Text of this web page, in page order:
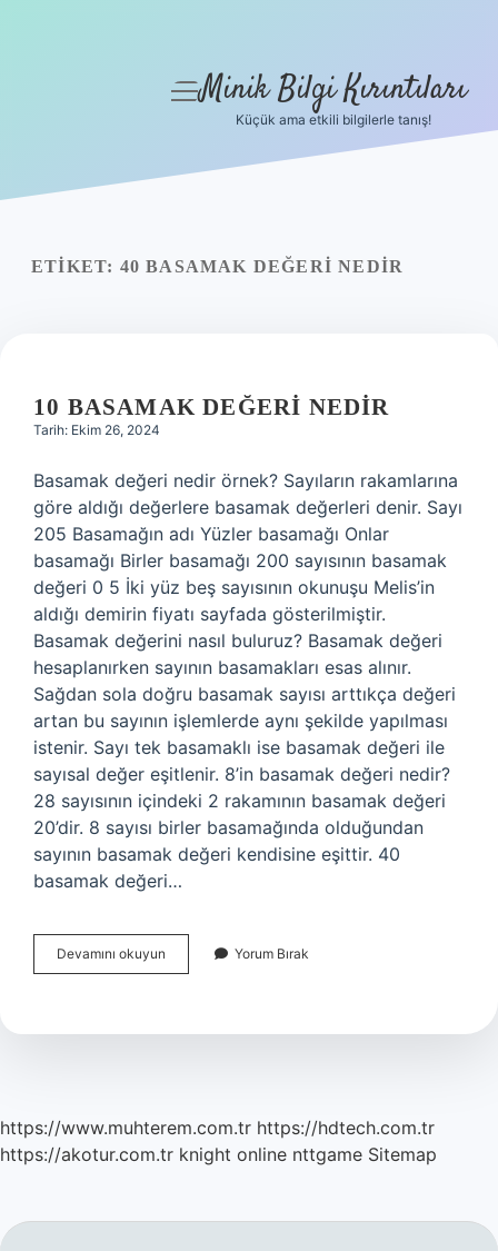
Yasal Uyarı
menüyü
Minik Bilgi Kırıntıları
Küçük ama etkili bilgilerle tanış!
ETIKET: 40 BASAMAK DEĞERI NEDIR
10 BASAMAK DEĞERI NEDIR
Tarih: Ekim 26, 2024
Basamak değeri nedir örnek? Sayıların rakamlarına
göre aldığı değerlere basamak değerleri denir. Sayı
205 Basamağın adı Yüzler basamağı Onlar
basamağı Birler basamağı 200 sayısının basamak
değeri 0 5 İki yüz beş sayısının okunuşu Melis’in
aldığı demirin fiyatı sayfada gösterilmiştir.
Basamak değerini nasıl buluruz? Basamak değeri
hesaplanırken sayının basamakları esas alınır.
Sağdan sola doğru basamak sayısı arttıkça değeri
artan bu sayının işlemlerde aynı şekilde yapılması
istenir. Sayı tek basamaklı ise basamak değeri ile
sayısal değer eşitlenir. 8’in basamak değeri nedir?
28 sayısının içindeki 2 rakamının basamak değeri
20’dir. 8 sayısı birler basamağında olduğundan
sayının basamak değeri kendisine eşittir. 40
basamak değeri…
Devamını okuyun
Basamak
Yorum Bırak
https://www.muhterem.com.tr https://hdtech.com.tr
https://akotur.com.tr knight online nttgame Sitemap